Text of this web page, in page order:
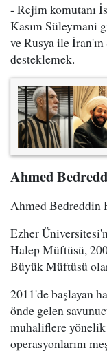
- Rejim komutanı
Kasım Süleymani
ve Rusya ile
desteklemek.
Ahmed
Ahmed Bedreddin
Ezher
Halep Müftüsü,
Büyük Müftüsü
2011'de başlayan
önde gelen
muhaliflere yönelik
operasyonlarını